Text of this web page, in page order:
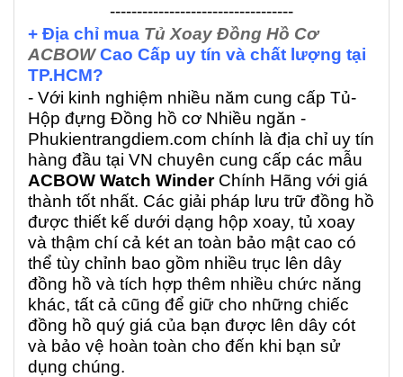
----------------------------------
+ Địa chỉ mua Tủ Xoay Đồng Hồ Cơ
ACBOW Cao Cấp uy tín và chất lượng tại
TP.HCM?
- Với kinh nghiệm nhiều năm cung cấp Tủ-
Hộp đựng Đồng hồ cơ Nhiều ngăn -
Phukientrangdiem.com chính là địa chỉ uy tín
hàng đầu tại VN chuyên cung cấp các mẫu
ACBOW Watch WinderChính Hãng với giá
thành tốt nhất. Các giải pháp lưu trữ đồng hồ
được thiết kế dưới dạng hộp xoay, tủ xoay
và thậm chí cả két an toàn bảo mật cao có
thể tùy chỉnh bao gồm nhiều trục lên dây
đồng hồ và tích hợp thêm nhiều chức năng
khác, tất cả cũng để giữ cho những chiếc
đồng hồ quý giá của bạn được lên dây cót
và bảo vệ hoàn toàn cho đến khi bạn sử
dụng chúng.